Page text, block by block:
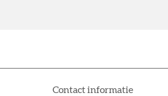
Contact informatie